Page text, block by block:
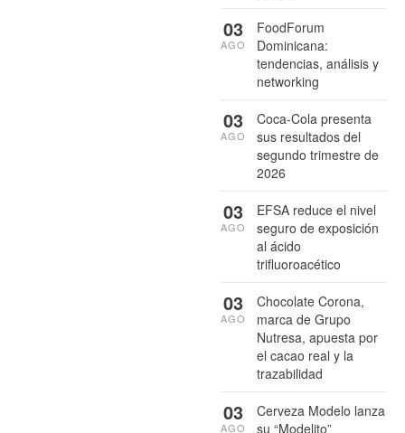
FoodForum
Dominicana:
tendencias, análisis y
networking
03
AGO
Coca-Cola presenta
sus resultados del
segundo trimestre de
2026
03
AGO
EFSA reduce el nivel
seguro de exposición
al ácido
trifluoroacético
03
AGO
Chocolate Corona,
marca de Grupo
Nutresa, apuesta por
el cacao real y la
trazabilidad
03
AGO
Cerveza Modelo lanza
su “Modelito”
03
AGO